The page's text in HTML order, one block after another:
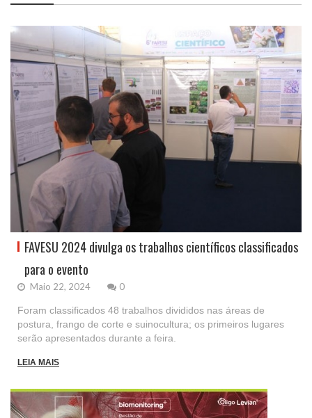
FAVESU 2024 divulga os trabalhos científicos classificados
para o evento
Maio 22, 2024 0
Foram classificados 48 trabalhos divididos nas áreas de
postura, frango de corte e suinocultura; os primeiros lugares
serão apresentados durante a feira.
LEIA MAIS